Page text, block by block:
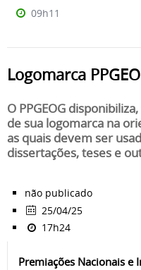
09h11
Logomarca
O PPGEOG
de sua logomarca na
as quais devem ser
dissertações, teses e
não publicado
25/04/25
17h24
Premiações Nacionais e